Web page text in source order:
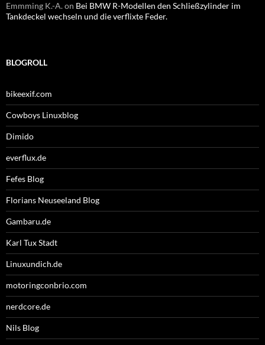
Emmming K.-A.on Bei BMW R-Modellen den Schließzylinder im
Tankdeckel wechseln und die verflixte Feder.
BLOGROLL
bikeexif.com
Cowboys Linuxblog
Dimido
everflux.de
Fefes Blog
Florians Neuseeland Blog
Gambaru.de
Karl Tux Stadt
Linuxundich.de
motoringconbrio.com
nerdcore.de
Nils Blog